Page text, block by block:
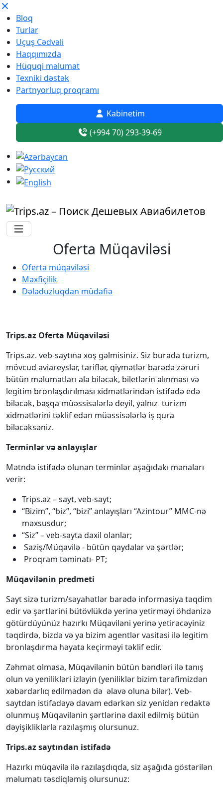
Bloq
Turlar
Uçuş Cədvəli
Haqqımızda
Hüquqi məlumat
Texniki dəstək
Partnyorluq proqramı
Kabinetim
(+994 70) 293-39-69
Oferta Müqaviləsi
Oferta müqaviləsi
Məxfiçilik
Dələduzluqdan müdafiə
Trips.az Oferta Müqaviləsi
Trips.az. veb-saytına xoş gəlmisiniz. Siz burada turizm,
mövcud aviareyslər, tariflər, qiymətlər barədə zəruri
bütün məlumatları ala biləcək, biletlərin alınması və
legitim bronlaşdırılması xidmətlərindən istifadə edə
biləcək, başqa müəssisələrlə deyil, yalnız turizm
xidmətlərini təklif edən müəssisələrlə iş qura
biləcəksəniz.
Terminlər və anlayışlar
Mətndə istifadə olunan terminlər aşağıdakı mənaları
verir:
Trips.az – sayt, veb-sayt;
“Bizim”, “biz”, “bizi” anlayışları “Azintour” MMC-nə
məxsusdur;
“Siz” – veb-sayta daxil olanlar;
Saziş/Müqavilə - bütün qaydalar və şərtlər;
Proqram təminatı- PT;
Müqavilənin predmeti
Sayt sizə turizm/səyahətlər barədə informasiya təqdim
edir və şərtlərini bütövlükdə yerinə yetirməyi öhdənizə
götürdüyünüz hazırkı Müqaviləni yerinə yetirəcəyiniz
təqdirdə, bizdə və ya bizim agentlər vasitəsi ilə legitim
bronlaşdırma həyata keçirməyi təklif edir.
Zəhmət olmasa, Müqavilənin bütün bəndləri ilə tanış
olun və yenilikləri izləyin (yeniliklər bizim tərəfimizdən
xəbərdarlıq edilmədən də əlavə oluna bilər). Veb-
saytdan istifadəyə davam edərkən siz yenidən redaktə
olunmuş Müqavilənin şərtlərinə daxil edilmiş bütün
dəyişikliklərlə razılaşmış olursunuz.
Trips.az saytından istifadə
Hazırkı müqavilə ilə razılaşdıqda, siz aşağıda göstərilən
məlumatı təsdiqləmiş olursunuz: